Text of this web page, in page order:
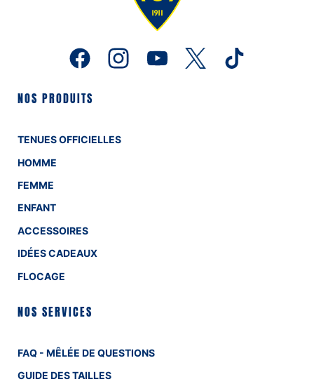
NOS PRODUITS
TENUES OFFICIELLES
HOMME
FEMME
ENFANT
ACCESSOIRES
IDÉES CADEAUX
FLOCAGE
NOS SERVICES
FAQ - MÊLÉE DE QUESTIONS
GUIDE DES TAILLES